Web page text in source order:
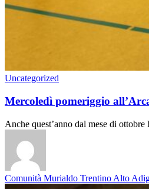
Uncategorized
Mercoledì pomeriggio
Anche quest’anno dal mese di
Comunità Murialdo Trentino Alto